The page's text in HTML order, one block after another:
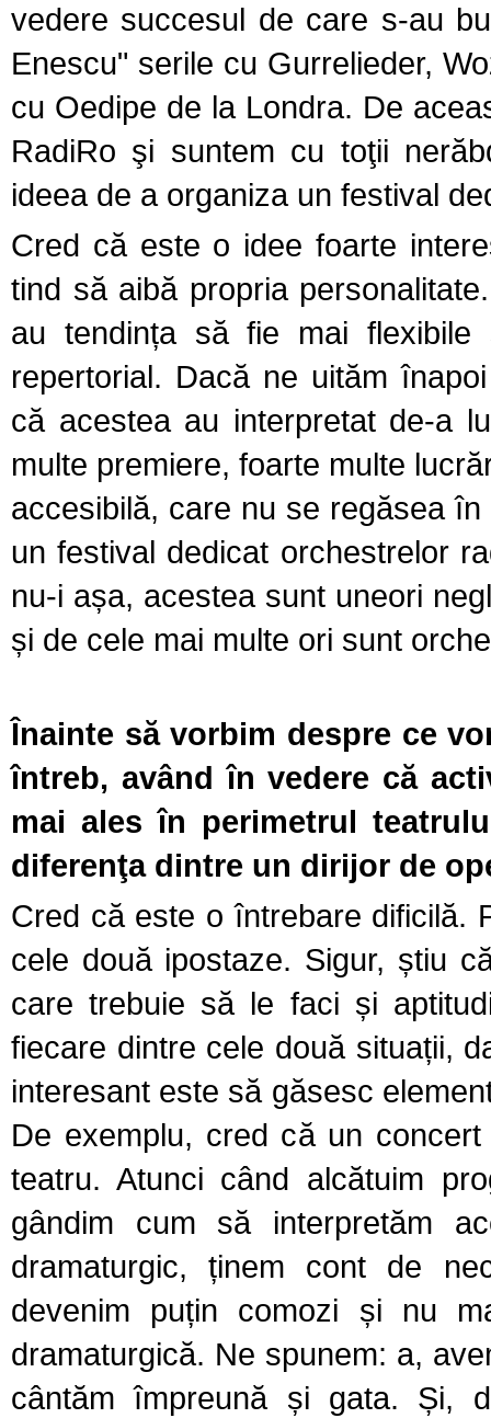
vedere succesul de care s-au
Enescu" serile cu Gurrelieder,
cu Oedipe de la Londra. De
RadiRo şi suntem cu toţii
ideea de a organiza un festival
Cred că este o idee foarte
tind să aibă propria
au tendința să fie mai
repertorial. Dacă ne uităm
că acestea au interpretat de-a
multe premiere, foarte multe
accesibilă, care nu se regăsea
un festival dedicat orchestrelor
nu-i așa, acestea sunt uneori
și de cele mai multe ori sunt
Înainte să vorbim despre ce
întreb, având în vedere că
mai ales în perimetrul
diferenţa dintre un dirijor de
Cred că este o întrebare dificilă.
cele două ipostaze. Sigur, știu
care trebuie să le faci și
fiecare dintre cele două situații,
interesant este să găsesc
De exemplu, cred că un
teatru. Atunci când alcătuim
gândim cum să interpretăm
dramaturgic, ținem cont de
devenim puțin comozi și nu
dramaturgică. Ne spunem: a,
cântăm împreună și gata. Și,